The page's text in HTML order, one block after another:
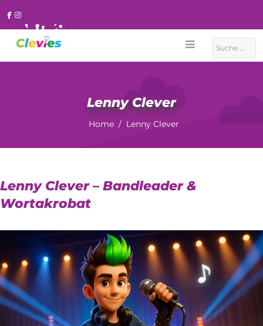
Suchen
Lenny Clever
Home Lenny Clever
Lenny Clever – Bandleader &
Wortakrobat